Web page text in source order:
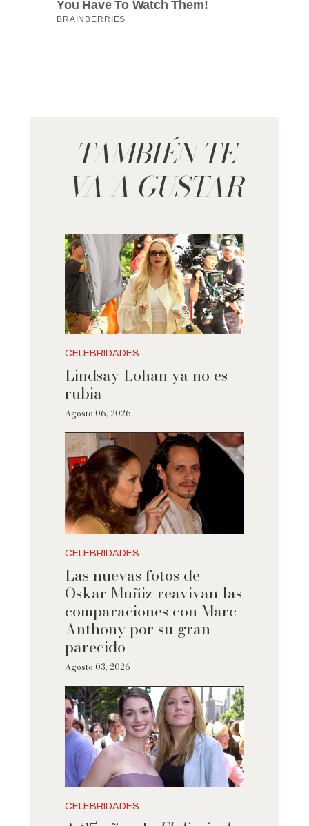
TAMBIÉN TE
VA A GUSTAR
CELEBRIDADES
Lindsay Lohan ya no es
rubia
Agosto 06, 2026
CELEBRIDADES
Las nuevas fotos de
Oskar Muñiz reavivan las
comparaciones con Marc
Anthony por su gran
parecido
Agosto 03, 2026
CELEBRIDADES